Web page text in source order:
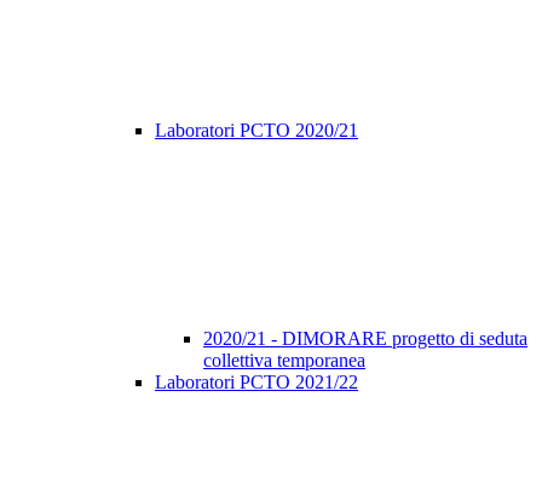
Laboratori PCTO 2020/21
2020/21 - DIMORARE progetto di seduta
collettiva temporanea
Laboratori PCTO 2021/22